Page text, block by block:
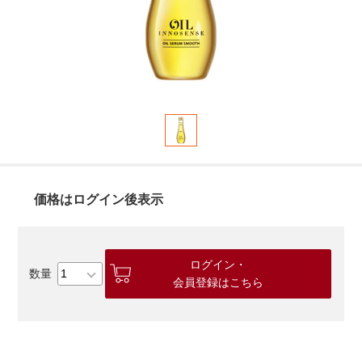
価格はログイン後表示
ログイン・
会員登録はこちら